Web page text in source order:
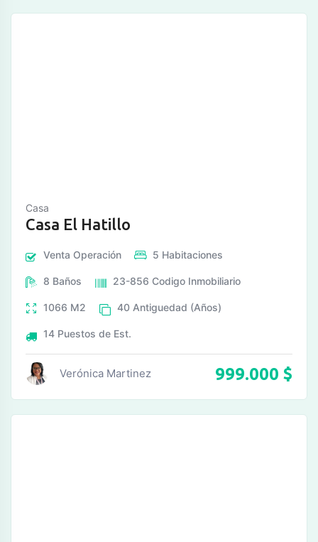
Casa
Casa El Hatillo
Venta Operación 5 Habitaciones
8 Baños 23-856 Codigo Inmobiliario
1066 M2 40 Antiguedad (Años)
14 Puestos de Est.
Verónica Martinez 999.000 $